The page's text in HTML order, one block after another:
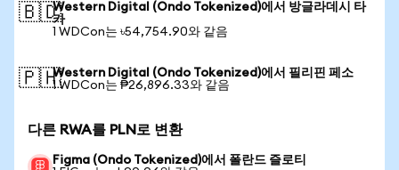
🇧🇩Western Digital (Ondo Tokenized)에서 방글라데시 타
카
1 WDCon는 ৳54,754.90와 같음
🇵🇭Western Digital (Ondo Tokenized)에서 필리핀 페소
1 WDCon는 ₱26,896.33와 같음
다른 RWA를 PLN로 변환
Figma (Ondo Tokenized)에서 폴란드 즐로티